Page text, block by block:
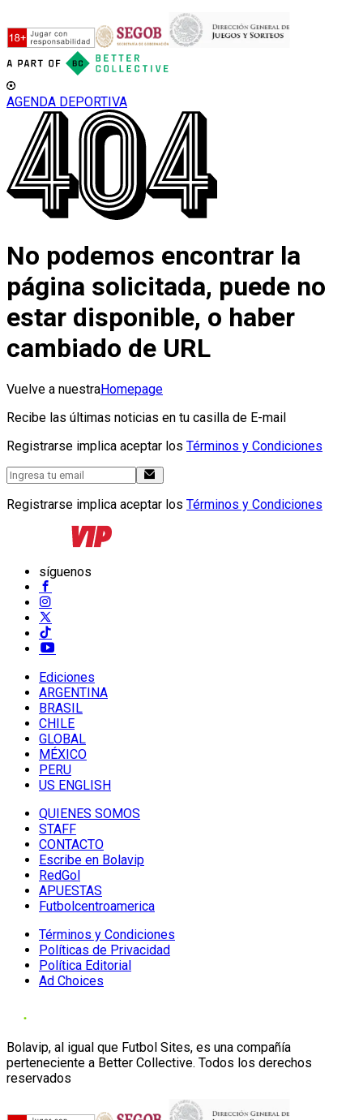
AGENDA DEPORTIVA
No podemos encontrar la
página solicitada, puede no
estar disponible, o haber
cambiado de URL
Vuelve a nuestraHomepage
Recibe las últimas noticias en tu casilla de E-mail
Registrarse implica aceptar los Términos y Condiciones
Registrarse implica aceptar los Términos y Condiciones
síguenos
Ediciones
ARGENTINA
BRASIL
CHILE
GLOBAL
MÉXICO
PERU
US ENGLISH
QUIENES SOMOS
STAFF
CONTACTO
Escribe en Bolavip
RedGol
APUESTAS
Futbolcentroamerica
Términos y Condiciones
Políticas de Privacidad
Política Editorial
Ad Choices
Bolavip, al igual que Futbol Sites, es una compañía
perteneciente a Better Collective. Todos los derechos
reservados